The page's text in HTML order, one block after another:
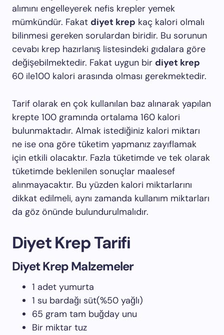
alımını engelleyerek nefis krepler yemek
mümkündür. Fakat diyet krep kaç kalori olmalı
bilinmesi gereken sorulardan biridir. Bu sorunun
cevabı krep hazırlanış listesindeki gıdalara göre
değişebilmektedir. Fakat uygun bir diyet krep
60 ile100 kalori arasında olması gerekmektedir.
Tarif olarak en çok kullanılan baz alınarak yapılan
krepte 100 gramında ortalama 160 kalori
bulunmaktadır. Almak istediğiniz kalori miktarı
ne ise ona göre tüketim yapmanız zayıflamak
için etkili olacaktır. Fazla tüketimde ve tek olarak
tüketimde beklenilen sonuçlar maalesef
alınmayacaktır. Bu yüzden kalori miktarlarını
dikkat edilmeli, aynı zamanda kullanım miktarları
da göz önünde bulundurulmalıdır.
Diyet Krep Tarifi
Diyet Krep Malzemeler
1 adet yumurta
1 su bardağı süt(%50 yağlı)
65 gram tam buğday unu
Bir miktar tuz